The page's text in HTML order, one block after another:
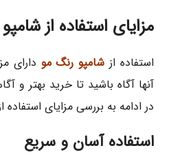
مزایای استفاده از
استفاده از شامپو رنگ مو دارای
آنها آگاه باشید تا خرید بهتر و
در ادامه به بررسی مزایای
استفاده آسان و سریع